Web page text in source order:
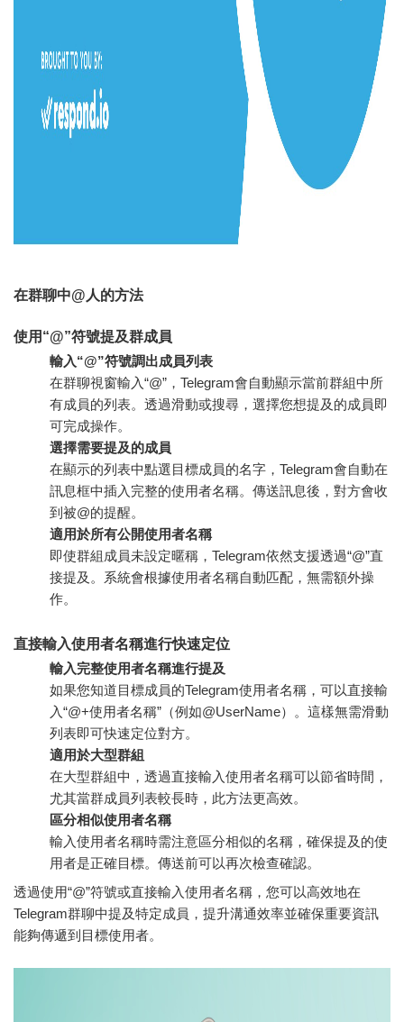
在群聊中@人的方法
使用“@”符號提及群成員
輸入“@”符號調出成員列表
在群聊視窗輸入“@”，Telegram會自動顯示當前群組中所
有成員的列表。透過滑動或搜尋，選擇您想提及的成員即
可完成操作。
選擇需要提及的成員
在顯示的列表中點選目標成員的名字，Telegram會自動在
訊息框中插入完整的使用者名稱。傳送訊息後，對方會收
到被@的提醒。
適用於所有公開使用者名稱
即使群組成員未設定暱稱，Telegram依然支援透過“@”直
接提及。系統會根據使用者名稱自動匹配，無需額外操
作。
直接輸入使用者名稱進行快速定位
輸入完整使用者名稱進行提及
如果您知道目標成員的Telegram使用者名稱，可以直接輸
入“@+使用者名稱”（例如@UserName）。這樣無需滑動
列表即可快速定位對方。
適用於大型群組
在大型群組中，透過直接輸入使用者名稱可以節省時間，
尤其當群成員列表較長時，此方法更高效。
區分相似使用者名稱
輸入使用者名稱時需注意區分相似的名稱，確保提及的使
用者是正確目標。傳送前可以再次檢查確認。
透過使用“@”符號或直接輸入使用者名稱，您可以高效地在
Telegram群聊中提及特定成員，提升溝通效率並確保重要資訊
能夠傳遞到目標使用者。